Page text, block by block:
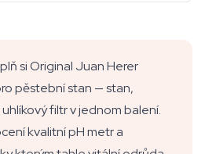
si Original Juan Herer
pěstební stan — stan,
filtr v jednom balení.
kvalitní pH metr a